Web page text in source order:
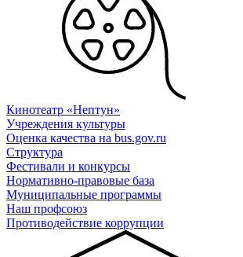
Кинотеатр «Нептун»
Учреждения культуры
Оценка качества на bus.gov.ru
Структура
Фестивали и конкурсы
Нормативно-правовые база
Муниципальные программы
Наш профсоюз
Противодействие коррупции